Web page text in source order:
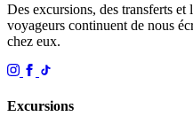
Des excursions, des transferts
voyageurs continuent de nous
chez eux.
Excursions